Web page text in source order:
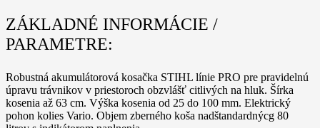
ZÁKLADNÉ INFORMÁCIE /
PARAMETRE:
Robustná akumulátorová kosačka STIHL línie PRO pre pravidelnú
úpravu trávnikov v priestoroch obzvlášť citlivých na hluk. Šírka
kosenia až 63 cm. Výška kosenia od 25 do 100 mm. Elektrický
pohon kolies Vario. Objem zberného koša nadštandardnýcg 80